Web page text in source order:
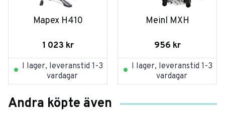
Mapex H410
1 023 kr
I lager, leveranstid 1-3
vardagar
Meinl MXH
956 kr
I lager, leveranstid 1-3
vardagar
Andra köpte även